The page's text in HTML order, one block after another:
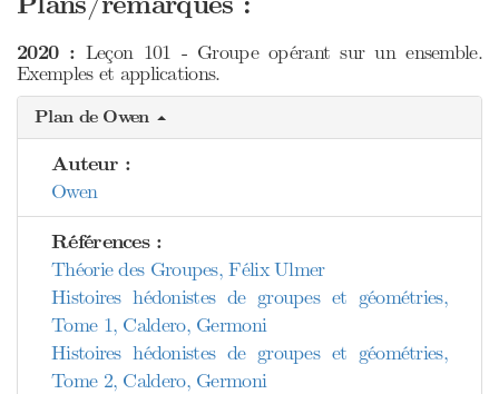
2020 : Leçon 101 - Groupe opérant sur un ensemble.
Exemples et applications.
Plan de Owen
Auteur :
Owen
Références :
Théorie des Groupes, Félix Ulmer
Histoires hédonistes de groupes et géométries,
Tome 1, Caldero, Germoni
Histoires hédonistes de groupes et géométries,
Tome 2, Caldero, Germoni